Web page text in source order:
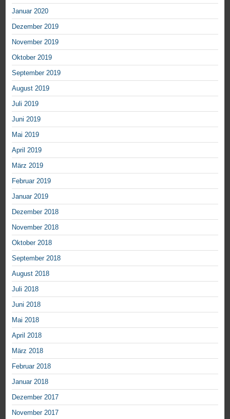
Januar 2020
Dezember 2019
November 2019
Oktober 2019
September 2019
August 2019
Juli 2019
Juni 2019
Mai 2019
April 2019
März 2019
Februar 2019
Januar 2019
Dezember 2018
November 2018
Oktober 2018
September 2018
August 2018
Juli 2018
Juni 2018
Mai 2018
April 2018
März 2018
Februar 2018
Januar 2018
Dezember 2017
November 2017